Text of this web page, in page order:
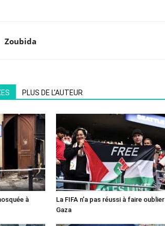
Zoubida
PLUS DE L'AUTEUR
à
La FIFA n’a pas réussi à faire oublier
Gaza